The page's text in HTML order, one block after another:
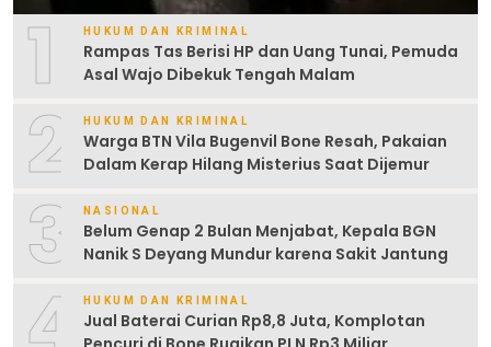
1 HUKUM DAN KRIMINAL
Rampas Tas Berisi HP dan Uang Tunai, Pemuda
Asal Wajo Dibekuk Tengah Malam
2 HUKUM DAN KRIMINAL
Warga BTN Vila Bugenvil Bone Resah, Pakaian
Dalam Kerap Hilang Misterius Saat Dijemur
3 NASIONAL
Belum Genap 2 Bulan Menjabat, Kepala BGN
Nanik S Deyang Mundur karena Sakit Jantung
HUKUM DAN KRIMINAL
Jual Baterai Curian Rp8,8 Juta, Komplotan